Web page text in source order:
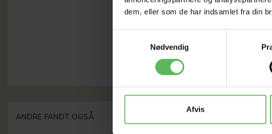
dem, eller som de har indsamlet fra din
Nødvendig
Afvis
ANDRE FANDT OGSÅ